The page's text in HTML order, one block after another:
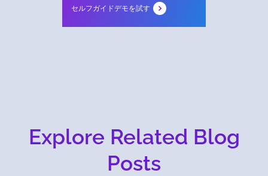
セルフガイドデモを試す
Explore Related Blog
Posts